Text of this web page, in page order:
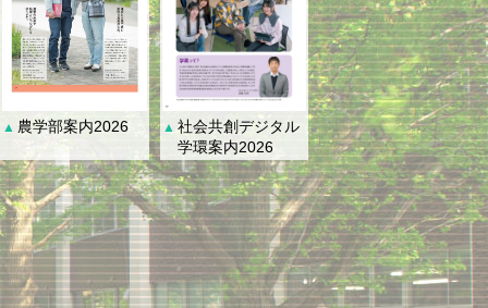
▲ 農学部案内2026 ▲ 社会共創デジタル
学環案内2026